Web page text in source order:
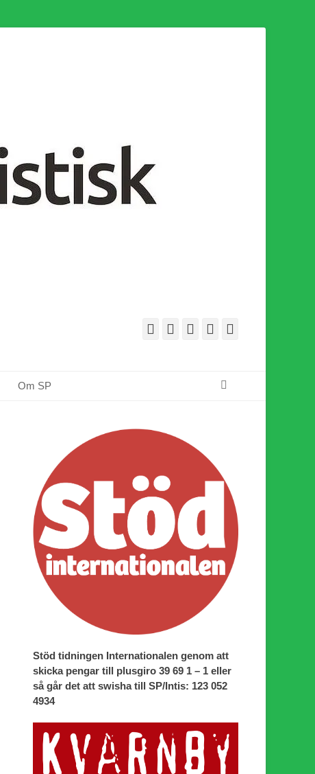
FacebookWebbflöde
Instagram
Om SP
Stöd tidningen Internationalen genom att
skicka pengar till plusgiro 39 69 1 – 1 eller
så går det att swisha till SP/Intis: 123 052
4934